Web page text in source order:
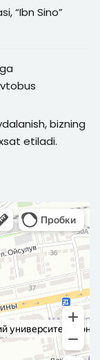
“Ibn Sino”
bizning
etiladi.